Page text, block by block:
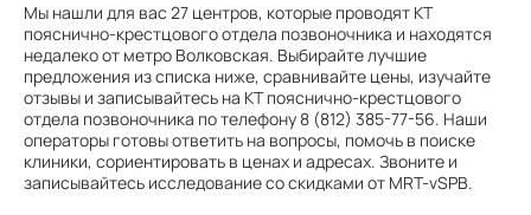
Мы нашли для вас 27 центров, которые проводят КТ
пояснично-крестцового отдела позвоночника и находятся
недалеко от метро Волковская. Выбирайте лучшие
предложения из списка ниже, сравнивайте цены, изучайте
отзывы и записывайтесь на КТ пояснично-крестцового
отдела позвоночника по телефону 8 (812) 385-77-56. Наши
операторы готовы ответить на вопросы, помочь в поиске
клиники, сориентировать в ценах и адресах. Звоните и
записывайтесь исследование со скидками от MRT-vSPB.